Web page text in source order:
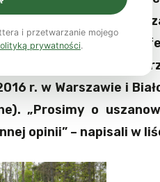
naukowych i
po
zorganizowanej
r. w Warszawie i
„Prosimy o
opinii” – napisali w
i przetwarzanie mojego
prywatności.